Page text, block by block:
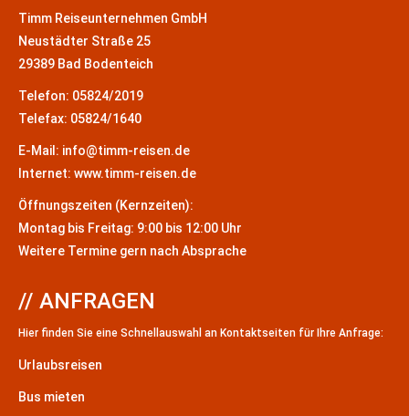
Timm Reiseunternehmen GmbH
Neustädter Straße 25
29389 Bad Bodenteich
Telefon: 05824/2019
Telefax: 05824/1640
E-Mail: info@timm-reisen.de
Internet: www.timm-reisen.de
Öffnungszeiten (Kernzeiten):
Montag bis Freitag: 9:00 bis 12:00 Uhr
Weitere Termine gern nach Absprache
// ANFRAGEN
Hier finden Sie eine Schnellauswahl an Kontaktseiten für Ihre Anfrage:
Urlaubsreisen
Bus mieten